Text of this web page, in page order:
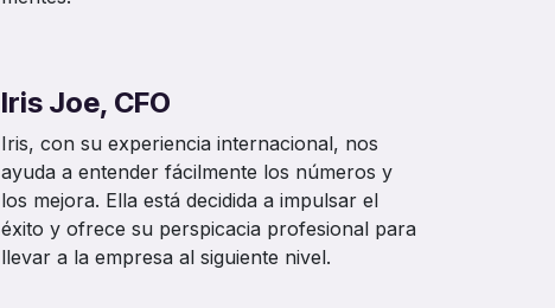
Iris Joe, CFO
Iris, con su experiencia internacional, nos
ayuda a entender fácilmente los números y
los mejora. Ella está decidida a impulsar el
éxito y ofrece su perspicacia profesional para
llevar a la empresa al siguiente nivel.